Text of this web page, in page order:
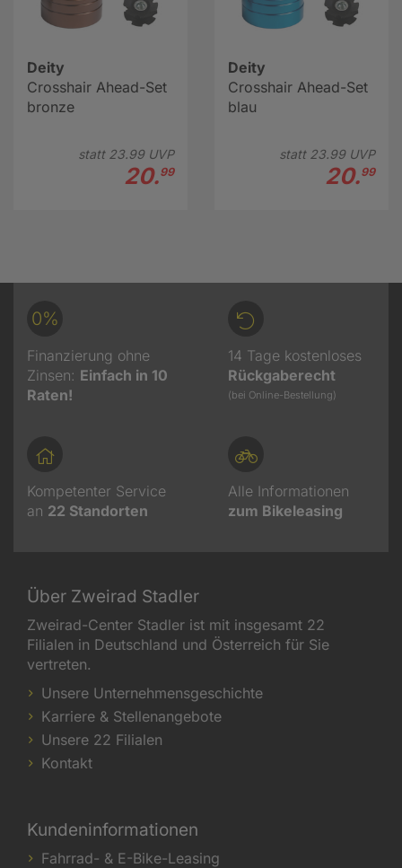
Deity
Crosshair Ahead-Set
bronze
statt 23.99UVP
20.99
Deity
Crosshair Ahead-Set
blau
statt 23.99UVP
20.99
0%
Finanzierung ohne
Zinsen: Einfach in 10
Raten!
14 Tage kostenloses
Rückgaberecht
(bei Online-Bestellung)
Kompetenter Service
an 22 Standorten
Alle Informationen
zum Bikeleasing
Über Zweirad Stadler
Zweirad-Center Stadler ist mit insgesamt 22
Filialen in Deutschland und Österreich für Sie
vertreten.
Unsere Unternehmensgeschichte
Karriere & Stellenangebote
Unsere 22 Filialen
Kontakt
Kundeninformationen
Fahrrad- & E-Bike-Leasing